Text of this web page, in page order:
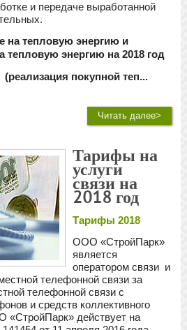
и передаче выработанной
на тепловую энергию и
тепловую энергию на 2018 год
покупной теп...
Читать далее>
Тарифы на
услуги
связи на
2018 год
Тарифы 2018
ООО «СтройПарк»
является
оператором связи и
телефонной связи за
телефонной связи с
и средств коллективного
«СтройПарк» действует на